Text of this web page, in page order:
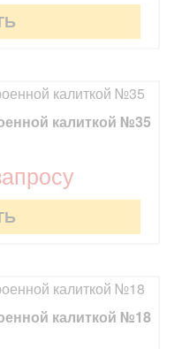
калиткой №35
калиткой №18